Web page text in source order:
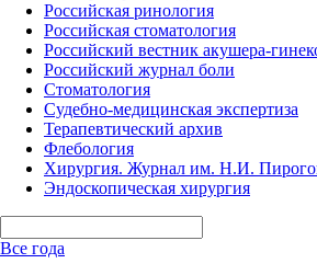
Российская ринология
Российская стоматология
Российский вестник акушера-
Российский журнал боли
Стоматология
Судебно-медицинская экспертиза
Терапевтический архив
Флебология
Хирургия. Журнал им. Н.И.
Эндоскопическая хирургия
Все года